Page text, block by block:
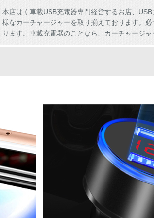
本店はく車載USB充電器専門経営するお店、
様なカーチャージャーを取り揃えております。
ります。車載充電器のことなら、カーチャージャ